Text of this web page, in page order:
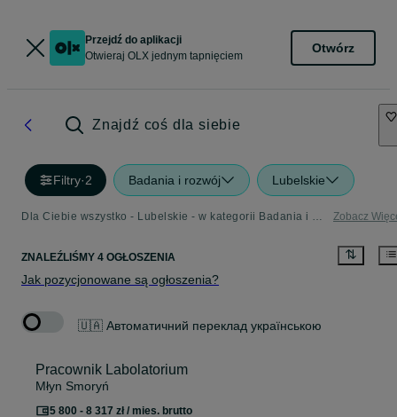
Przejdź do aplikacji
Otwieraj OLX jednym tapnięciem
Otwórz
Znajdź coś dla siebie
Filtry·2 Badania i rozwój Lubelskie
Dla Ciebie wszystko - Lubelskie - w kategorii Badania i rozwój Zobacz
ZNALEŹLIŚMY 4 OGŁOSZENIA
Jak pozycjonowane są ogłoszenia?
🇺🇦 Автоматичний переклад українською
Pracownik Labolatorium
Młyn Smoryń
5 800 - 8 317 zł / mies. brutto